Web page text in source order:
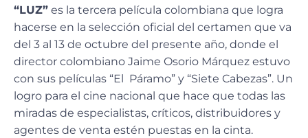
“LUZ” es la tercera película colombiana que logra
hacerse en la selección oficial del certamen que va
del 3 al 13 de octubre del presente año, donde el
director colombiano Jaime Osorio Márquez estuvo
con sus películas “El Páramo” y “Siete Cabezas”. Un
logro para el cine nacional que hace que todas las
miradas de especialistas, críticos, distribuidores y
agentes de venta estén puestas en la cinta.